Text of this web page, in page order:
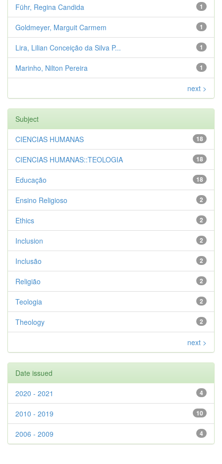
1
Führ, Regina Candida
1
Goldmeyer, Marguit Carmem
1
Lira, Lilian Conceição da Silva P...
1
Marinho, Nilton Pereira
next >
Subject
18
CIENCIAS HUMANAS
18
CIENCIAS HUMANAS::TEOLOGIA
18
Educação
2
Ensino Religioso
2
Ethics
2
Inclusion
2
Inclusão
2
Religião
2
Teologia
2
Theology
next >
Date issued
4
2020 - 2021
10
2010 - 2019
4
2006 - 2009